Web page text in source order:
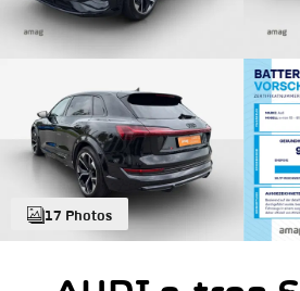
17 Photos